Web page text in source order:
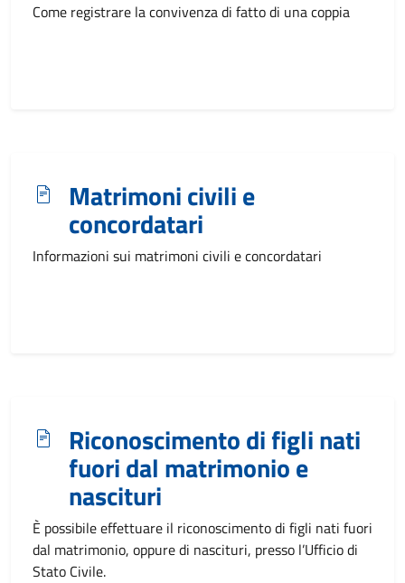
Come registrare la convivenza di fatto di una coppia
Matrimoni civili e
concordatari
Informazioni sui matrimoni civili e concordatari
Riconoscimento di figli nati
fuori dal matrimonio e
nascituri
È possibile effettuare il riconoscimento di figli nati fuori
dal matrimonio, oppure di nascituri, presso l’Ufficio di
Stato Civile.